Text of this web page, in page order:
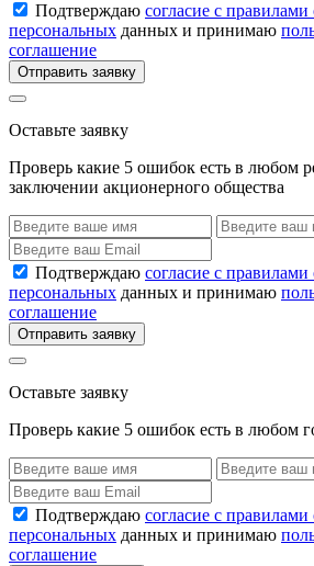
Подтверждаю согласие с правилами
персональных данных и принимаю
соглашение
Отправить заявку
Оставьте заявку
Проверь какие 5 ошибок есть в любом
заключении акционерного общества
Подтверждаю согласие с правилами
персональных данных и принимаю
соглашение
Отправить заявку
Оставьте заявку
Проверь какие 5 ошибок есть в любом
Подтверждаю согласие с правилами
персональных данных и принимаю
соглашение